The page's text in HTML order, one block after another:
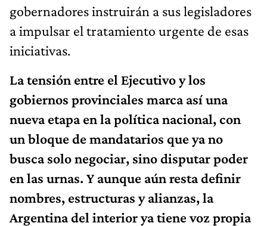
gobernadores instruirán a sus legisladores
a impulsar el tratamiento urgente de esas
iniciativas.
La tensión entre el Ejecutivo y los
gobiernos provinciales marca así una
nueva etapa en la política nacional, con
un bloque de mandatarios que ya no
busca solo negociar, sino disputar poder
en las urnas. Y aunque aún resta definir
nombres, estructuras y alianzas, la
Argentina del interior ya tiene voz propia